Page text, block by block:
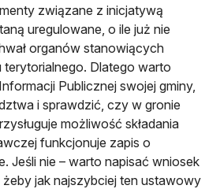
związane z inicjatywą
uregulowane, o ile już nie
organów stanowiących
Dlatego warto
Publicznej swojej gminy,
i sprawdzić, czy w gronie
możliwość składania
funkcjonuje zapis o
Jeśli nie – warto napisać wniosek
żeby jak najszybciej ten ustawowy